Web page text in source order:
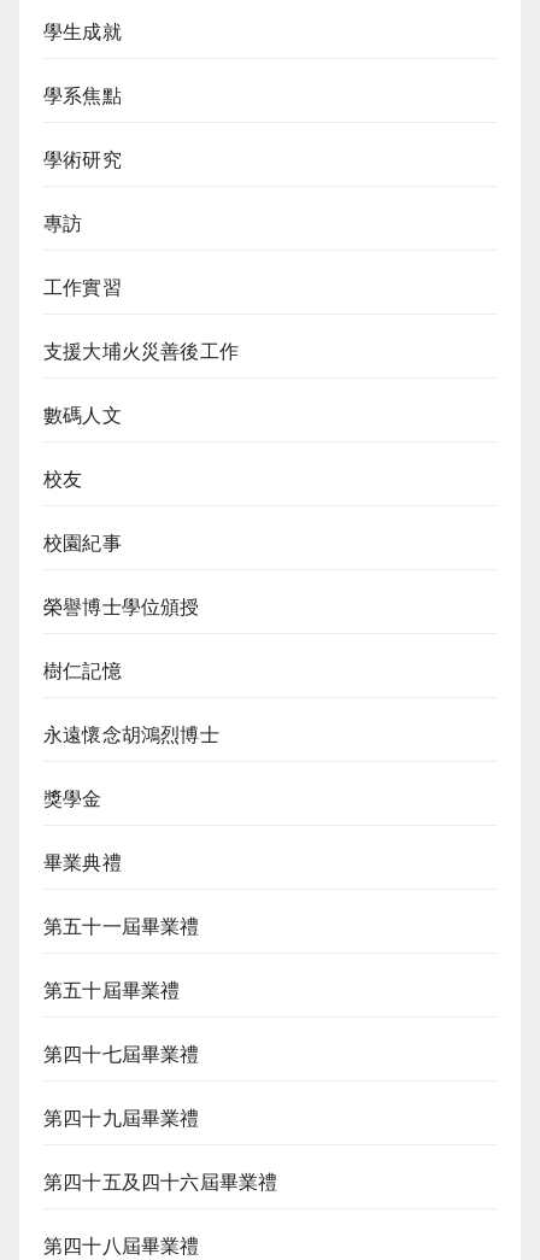
學生成就
學系焦點
學術研究
專訪
工作實習
支援大埔火災善後工作
數碼人文
校友
校園紀事
榮譽博士學位頒授
樹仁記憶
永遠懷念胡鴻烈博士
獎學金
畢業典禮
第五十一屆畢業禮
第五十屆畢業禮
第四十七屆畢業禮
第四十九屆畢業禮
第四十五及四十六屆畢業禮
第四十八屆畢業禮